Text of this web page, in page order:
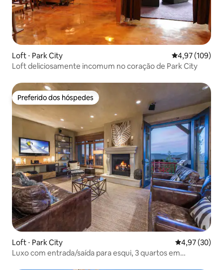
Loft ⋅ Park City 4,97 de uma
4,97 (109)
Loft deliciosamente incomum no coração de Park City
Preferido dos hóspedes
Preferido dos hóspedes
Loft ⋅ Park City 4,97 de uma
4,97 (30)
Luxo com entrada/saída para esqui, 3 quartos em